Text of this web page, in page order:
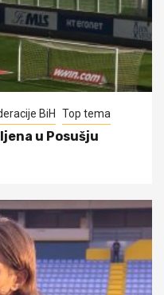
BiH Top tema
u Posušju